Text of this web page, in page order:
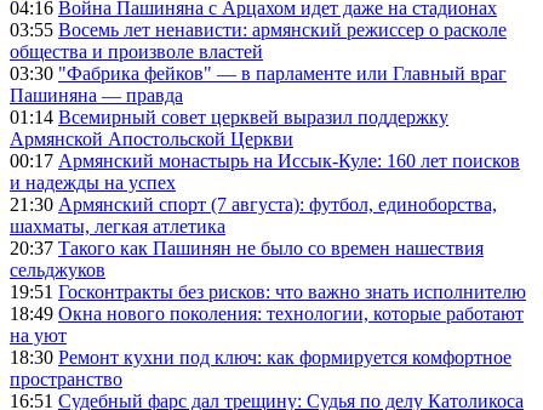
04:16 Война Пашиняна с Арцахом идет даже на стадионах
03:55 Восемь лет ненависти: армянский режиссер о расколе
общества и произволе властей
03:30 "Фабрика фейков" — в парламенте или Главный враг
Пашиняна — правда
01:14 Всемирный совет церквей выразил поддержку
Армянской Апостольской Церкви
00:17 Армянский монастырь на Иссык-Куле: 160 лет поисков
и надежды на успех
21:30 Армянский спорт (7 августа): футбол, единоборства,
шахматы, легкая атлетика
20:37 Такого как Пашинян не было со времен нашествия
сельджуков
19:51 Госконтракты без рисков: что важно знать исполнителю
18:49 Окна нового поколения: технологии, которые работают
на уют
18:30 Ремонт кухни под ключ: как формируется комфортное
пространство
16:51 Судебный фарс дал трещину: Судья по делу Католикоса